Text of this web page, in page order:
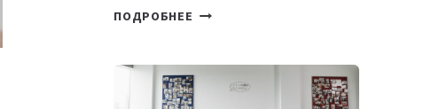
ПОДРОБНЕЕ ОТКРЫТ
DEAL
VELOCITY